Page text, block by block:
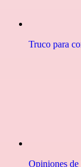
Truco para
Opiniones de